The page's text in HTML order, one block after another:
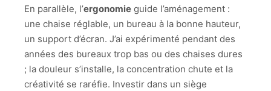
En parallèle, l’ergonomie guide l’aménagement :
une chaise réglable, un bureau à la bonne hauteur,
un support d’écran. J’ai expérimenté pendant des
années des bureaux trop bas ou des chaises dures
; la douleur s’installe, la concentration chute et la
créativité se raréfie. Investir dans un siège